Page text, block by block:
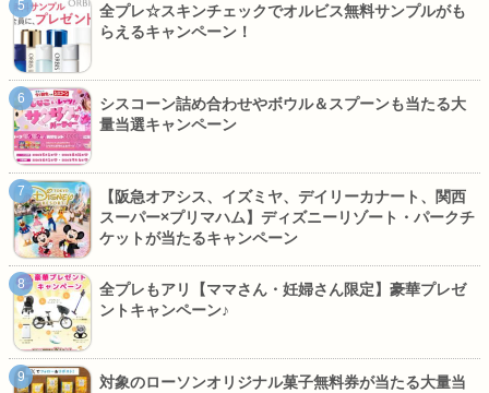
全プレ☆スキンチェックでオルビス無料サンプルがも
らえるキャンペーン！
シスコーン詰め合わせやボウル＆スプーンも当たる大
量当選キャンペーン
【阪急オアシス、イズミヤ、デイリーカナート、関西
スーパー×プリマハム】ディズニーリゾート・パークチ
ケットが当たるキャンペーン
全プレもアリ【ママさん・妊婦さん限定】豪華プレゼ
ントキャンペーン♪
対象のローソンオリジナル菓子無料券が当たる大量当